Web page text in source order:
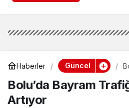
Haberler Güncel
Bolu’da Bayram
Artıyor